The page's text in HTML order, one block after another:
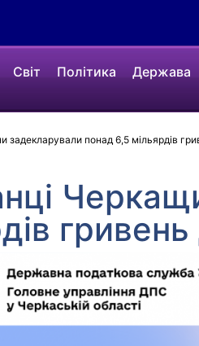
Світ Політика Держава
понад 6,5 мільярдів